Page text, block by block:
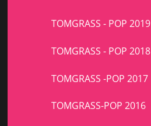
TOMGRASS - POP 2019
TOMGRASS - POP 2018
TOMGRASS -POP 2017
TOMGRASS-POP 2016